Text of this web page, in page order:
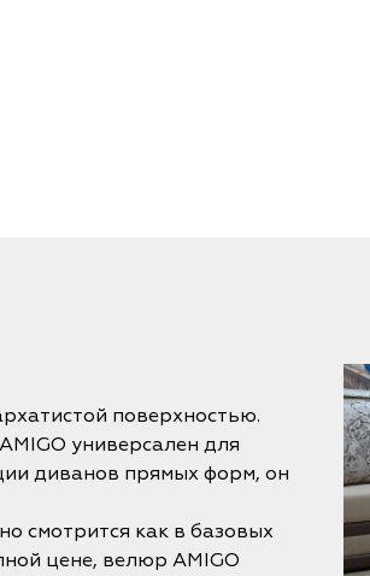
поверхностью.
универсален для
диванов прямых форм, он
смотрится как в базовых
цене, велюр AMIGO